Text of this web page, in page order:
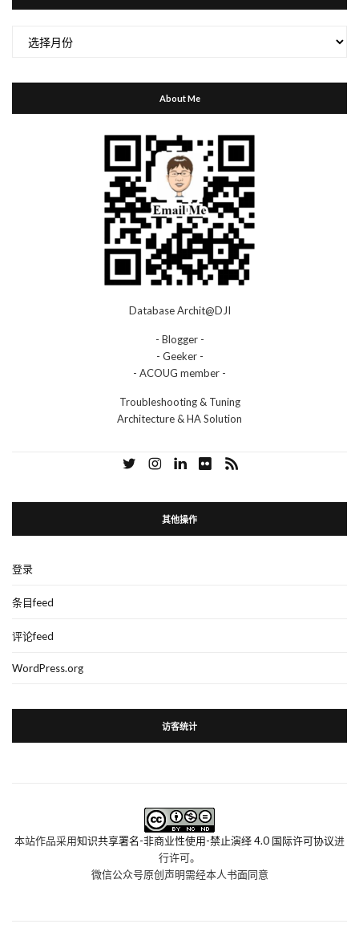
About Me
Database Archit@DJI
- Blogger -
- Geeker -
- ACOUG member -
Troubleshooting & Tuning
Architecture & HA Solution
其他操作
登录
条目feed
评论feed
WordPress.org
访客统计
本站作品采用知识共享署名-非商业性使用-禁止演绎 4.0 国际许可协议进
行许可。
微信公众号原创声明需经本人书面同意